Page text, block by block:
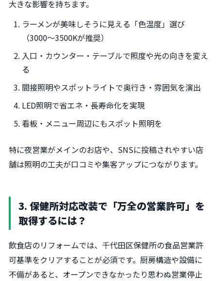
大きな影響を持ちます。
ラーメンが美味しそうに見える「色温度」選び
（3000～3500Kが推奨）
入口・カウンター・テーブルで照度や光の向きを変え
る
間接照明やスポットライトで奥行き・雰囲気を演出
LED照明で省エネ・長寿命化を実現
看板・メニュー周辺にもスポット照明を
特に夜営業がメインのお店や、SNSに投稿されやすい店
舗は照明の工夫が口コミや集客アップにつながります。
3. 保健所対応改装で「万全の営業許可」を
取得するには？
飲食店のリフォームでは、千代田区保健所の食品営業許
可基準をクリアすることが必須です。厨房構造や設備に
不備があると、オープンできなかったり思わぬ営業停止